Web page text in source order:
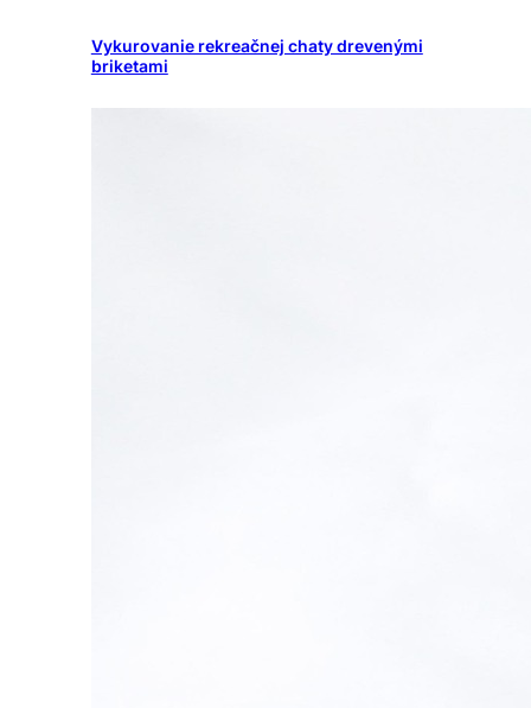
Vykurovanie rekreačnej chaty drevenými
briketami